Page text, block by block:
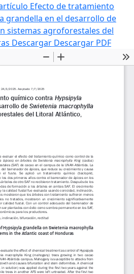
Efecto de tratamiento
grandella en el desarrollo de
sistemas agroforestales del
Descargar Descargar PDF